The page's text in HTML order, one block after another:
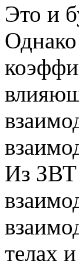
Это и
Однако
Из ЗВТ
телах